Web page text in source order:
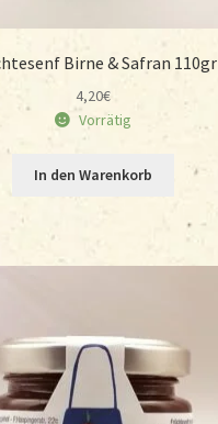
Birne & Safran 110gr
4,20€
Vorrätig
In den Warenkorb